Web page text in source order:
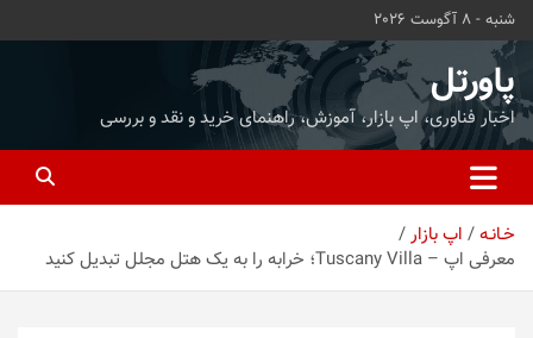
محتوا
بروید
شنبه - 8 آگوست 2026
پاورتل
اخبار فناوری، اپ بازار، آموزش، راهنمای خرید و نقد و بررسی
خـانـه
اپ بازار
معرفی اپ – Tuscany Villa؛ خرابه را به یک هتل مجلل تبدیل کنید